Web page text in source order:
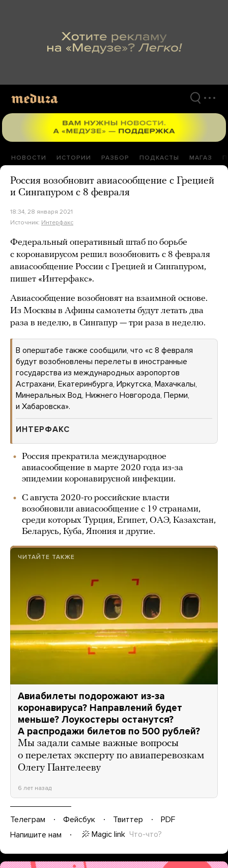
НОВОСТИ ИСТОРИИ РАЗБОР ПОДКАСТЫ МАГАЗ
Россия возобновит авиасообщение с Грецией
и Сингапуром с 8 февраля
18:34, 28 января 2021
Источник: Интерфакс
Федеральный оперативный штаб по борьбе
с коронавирусом решил возобновить с 8 февраля
авиасообщение России с Грецией и Сингапуром,
пишет «Интерфакс».
Авиасообщение возобновят на взаимной основе.
Из Москвы в Афины самолеты будут летать два
раза в неделю, в Сингапур — три раза в неделю.
В оперштабе также сообщили, что «с 8 февраля
будут возобновлены перелеты в иностранные
государства из международных аэропортов
Астрахани, Екатеринбурга, Иркутска, Махачкалы,
Минеральных Вод, Нижнего Новгорода, Перми,
и Хабаровска».
ИНТЕРФАКС
Россия прекратила международное
авиасообщение в марте 2020 года из-за
эпидемии коронавирусной инфекции.
С августа 2020-го российские власти
возобновили авиасообщение с 19 странами,
среди которых Турция, Египет, ОАЭ, Казахстан,
Беларусь, Куба, Япония и другие.
ЧИТАЙТЕ ТАКЖЕ
Авиабилеты подорожают из-за
коронавируса? Направлений будет
меньше? Лоукостеры останутся?
А распродажи билетов по 500 рублей?
Мы задали самые важные вопросы
о перелетах эксперту по авиаперевозкам
Олегу Пантелееву
6 лет назад
Телеграм Фейсбук Твиттер
PDF
Напишите нам
Magic link Что-что?